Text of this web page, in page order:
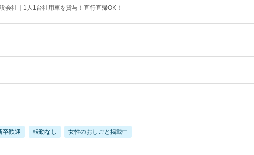
会社｜1人1台社用車を貸与！直行直帰OK！
卒歓迎 転勤なし 女性のおしごと掲載中